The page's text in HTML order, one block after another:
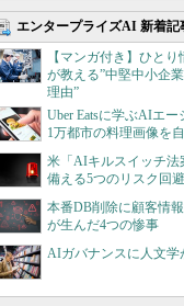
エンタープライズAI 新着記
【マンガ付き】ひと
が教える”中堅中小企
理由”
Uber Eatsに学ぶAIエ
1万都市の料理画像を
米「AIキルスイッチ
備える5つのリスク回
本番DB削除に顧客情
が生んだ4つの惨事
AIガバナンスに人文学